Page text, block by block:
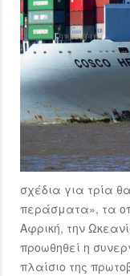
σχέδια για τρία
περάσματα», τα
Αφρική, την
προωθηθεί η
πλαίσιο της